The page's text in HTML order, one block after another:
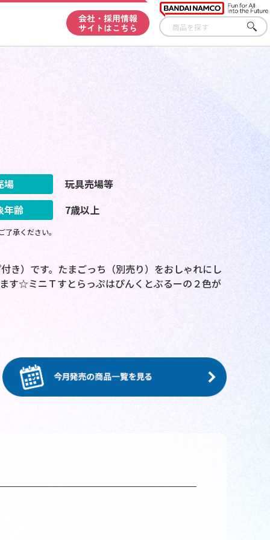
会社・採用情報
サイトはこちら
さが
す
場
玩具売場等
年齢
7歳以上
承ください。
き）です。たまごっち（別売り）をおしゃれにし
す☆ミニＴすとらっぷはぴんくとぶるーの２色が